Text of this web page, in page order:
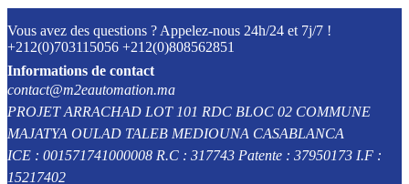
Vous avez des questions ? Appelez-nous 24h/24 et 7j/7 !
+212(0)703115056 +212(0)808562851
Informations de contact
contact@m2eautomation.ma
PROJET ARRACHAD LOT 101 RDC BLOC 02 COMMUNE
MAJATYA OULAD TALEB MEDIOUNA CASABLANCA
ICE : 001571741000008 R.C : 317743 Patente : 37950173 I.F :
15217402